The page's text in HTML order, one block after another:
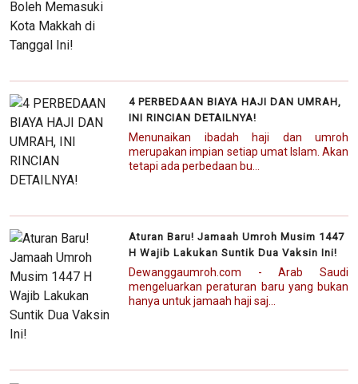
4 PERBEDAAN BIAYA HAJI DAN UMRAH,
INI RINCIAN DETAILNYA!
Menunaikan ibadah haji dan umroh
merupakan impian setiap umat Islam. Akan
tetapi ada perbedaan bu...
Aturan Baru! Jamaah Umroh Musim 1447
H Wajib Lakukan Suntik Dua Vaksin Ini!
Dewanggaumroh.com - Arab Saudi
mengeluarkan peraturan baru yang bukan
hanya untuk jamaah haji saj...